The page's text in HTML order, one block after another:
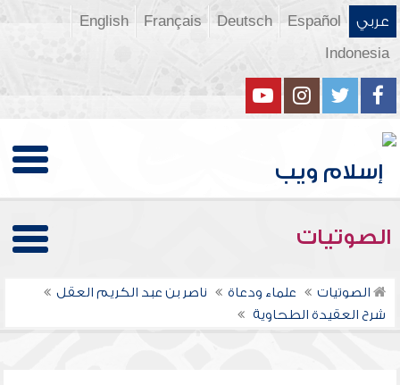
عربي Español
Deutsch
Français
English
Indonesia
الصوتيات
الصوتيات علماء ودعاة
ناصر بن عبد الكريم العقل
شرح العقيدة الطحاوية